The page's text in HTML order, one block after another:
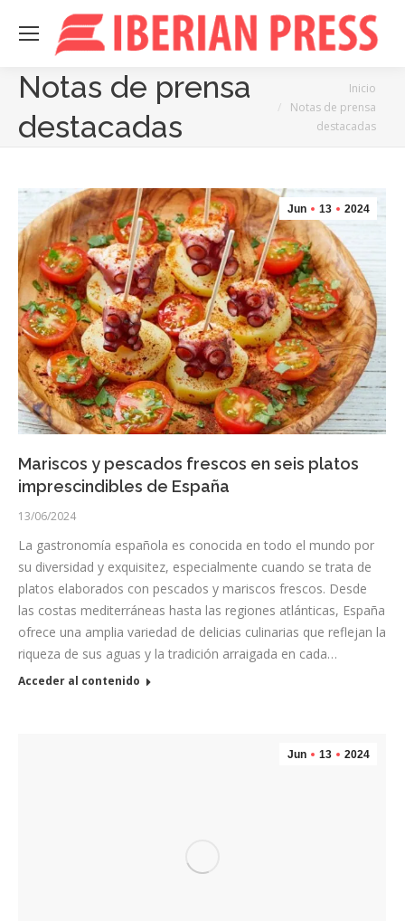
Notas de prensa
destacadas
Inicio
Notas de prensa
destacadas
Jun 13 2024
Mariscos y pescados frescos en seis platos
imprescindibles de España
13/06/2024
La gastronomía española es conocida en todo el mundo por
su diversidad y exquisitez, especialmente cuando se trata de
platos elaborados con pescados y mariscos frescos. Desde
las costas mediterráneas hasta las regiones atlánticas, España
ofrece una amplia variedad de delicias culinarias que reflejan la
riqueza de sus aguas y la tradición arraigada en cada…
Acceder al contenido
Jun 13 2024